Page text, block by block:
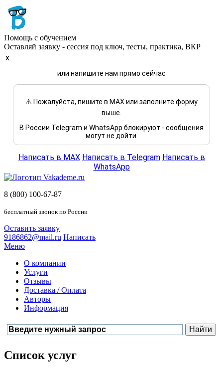
Помощь с обучением
Оставляй заявку - сессия под ключ, тесты, практика, ВКР
x
или напишите нам прямо сейчас
⚠️ Пожалуйста, пишите в MAX или заполните форму
выше.
В России Telegram и WhatsApp блокируют - сообщения
могут не дойти.
Написать в MAX Написать в Telegram Написать в
WhatsApp
8 (800) 100-67-87
бесплатный звонок по России
Оставить заявку
9186862@mail.ru Написать
Меню
О компании
Услуги
Отзывы
Доставка / Оплата
Авторы
Информация
Список услуг